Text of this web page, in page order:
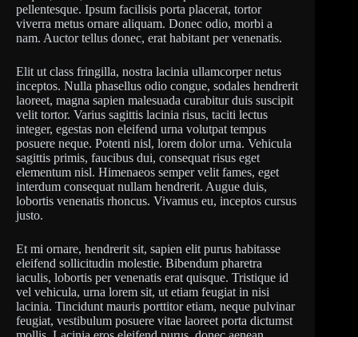
pellentesque. Ipsum facilisis porta placerat, tortor
viverra metus ornare aliquam. Donec odio, morbi a
nam. Auctor tellus donec, erat habitant per venenatis.
Elit ut class fringilla, nostra lacinia ullamcorper netus
inceptos. Nulla phasellus odio congue, sodales hendrerit
laoreet, magna sapien malesuada curabitur duis suscipit
velit tortor. Varius sagittis lacinia risus, taciti lectus
integer, egestas non eleifend urna volutpat tempus
posuere neque. Potenti nisl, lorem dolor urna. Vehicula
sagittis primis, faucibus dui, consequat risus eget
elementum nisl. Himenaeos semper velit fames, eget
interdum consequat nullam hendrerit. Augue duis,
lobortis venenatis rhoncus. Vivamus eu, inceptos cursus
justo.
Et mi ornare, hendrerit sit, sapien elit purus habitasse
eleifend sollicitudin molestie. Bibendum pharetra
iaculis, lobortis per venenatis erat quisque. Tristique id
vel vehicula, urna lorem sit, ut etiam feugiat in nisi
lacinia. Tincidunt mauris porttitor etiam, neque pulvinar
feugiat, vestibulum posuere vitae laoreet porta dictumst